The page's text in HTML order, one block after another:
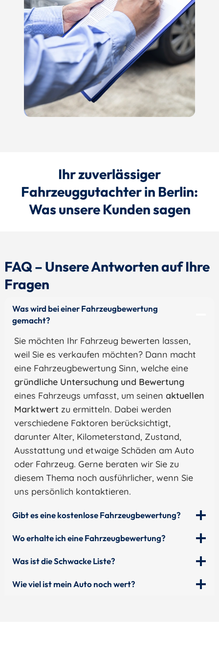
Ihr zuverlässiger
Fahrzeuggutachter in Berlin:
Was unsere Kunden sagen
FAQ – Unsere Antworten auf Ihre
Fragen
Was wird bei einer Fahrzeugbewertung
gemacht?
Sie möchten Ihr Fahrzeug bewerten lassen,
weil Sie es verkaufen möchten? Dann macht
eine Fahrzeugbewertung Sinn, welche eine
gründliche Untersuchung und Bewertung
eines Fahrzeugs umfasst, um seinen aktuellen
Marktwert zu ermitteln. Dabei werden
verschiedene Faktoren berücksichtigt,
darunter Alter, Kilometerstand, Zustand,
Ausstattung und etwaige Schäden am Auto
oder Fahrzeug. Gerne beraten wir Sie zu
diesem Thema noch ausführlicher, wenn Sie
uns persönlich kontaktieren.
Gibt es eine kostenlose Fahrzeugbewertung?
Wo erhalte ich eine Fahrzeugbewertung?
Was ist die Schwacke Liste?
Wie viel ist mein Auto noch wert?